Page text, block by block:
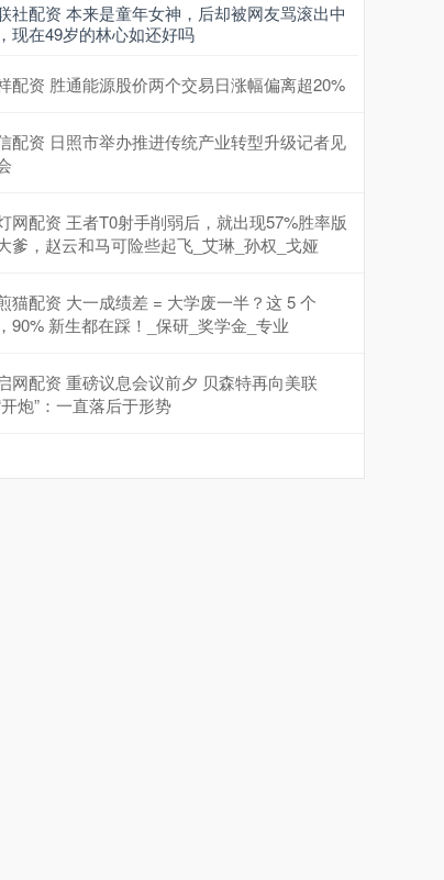
社配资 本来是童年女神，后却被网友骂滚出中
现在49岁的林心如还好吗
配资 胜通能源股价两个交易日涨幅偏离超20%
配资 日照市举办推进传统产业转型升级记者见
网配资 王者T0射手削弱后，就出现57%胜率版
爹，赵云和马可险些起飞_艾琳_孙权_戈娅
猫配资 大一成绩差 = 大学废一半？这 5 个
90% 新生都在踩！_保研_奖学金_专业
网配资 重磅议息会议前夕 贝森特再向美联
炮”：一直落后于形势